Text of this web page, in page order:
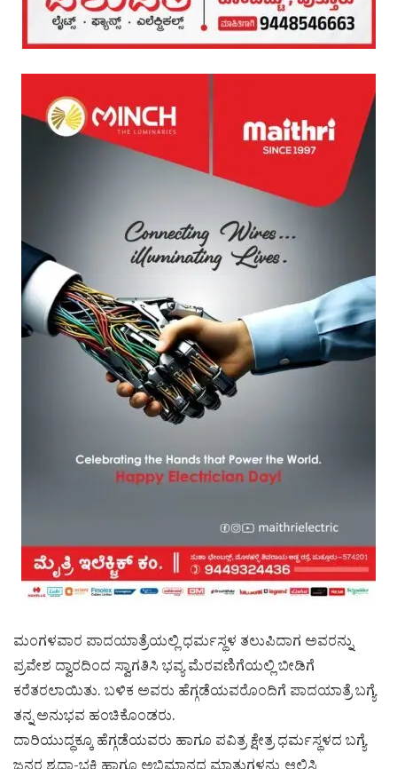
ಮಂಗಳವಾರ ಪಾದಯಾತ್ರೆಯಲ್ಲಿ ಧರ್ಮಸ್ಥಳ ತಲುಪಿದಾಗ ಅವರನ್ನು
ಪ್ರವೇಶ ದ್ವಾರದಿಂದ ಸ್ವಾಗತಿಸಿ ಭವ್ಯ ಮೆರವಣಿಗೆಯಲ್ಲಿ ಬೀಡಿಗೆ
ಕರೆತರಲಾಯಿತು. ಬಳಿಕ ಅವರು ಹೆಗ್ಗಡೆಯವರೊಂದಿಗೆ ಪಾದಯಾತ್ರೆ ಬಗ್ಯೆ
ತನ್ನ ಅನುಭವ ಹಂಚಿಕೊಂಡರು.
ದಾರಿಯುದ್ಧಕ್ಕೂ ಹೆಗ್ಗಡೆಯವರು ಹಾಗೂ ಪವಿತ್ರ ಕ್ಷೇತ್ರ ಧರ್ಮಸ್ಥಳದ ಬಗ್ಯೆ